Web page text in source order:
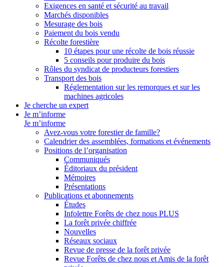
Exigences en santé et sécurité au travail
Marchés disponibles
Mesurage des bois
Paiement du bois vendu
Récolte forestière
10 étapes pour une récolte de bois réussie
5 conseils pour produire du bois
Rôles du syndicat de producteurs forestiers
Transport des bois
Réglementation sur les remorques et sur les
machines agricoles
Je cherche un expert
Je m’informe
Je m’informe
Avez-vous votre forestier de famille?
Calendrier des assemblées, formations et événements
Positions de l’organisation
Communiqués
Éditoriaux du président
Mémoires
Présentations
Publications et abonnements
Études
Infolettre Forêts de chez nous PLUS
La forêt privée chiffrée
Nouvelles
Réseaux sociaux
Revue de presse de la forêt privée
Revue Forêts de chez nous et Amis de la forêt